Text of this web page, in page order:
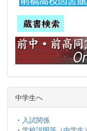
中学生へ
・ 入試関係